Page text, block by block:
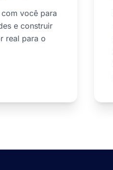
você para
e construir
real para o